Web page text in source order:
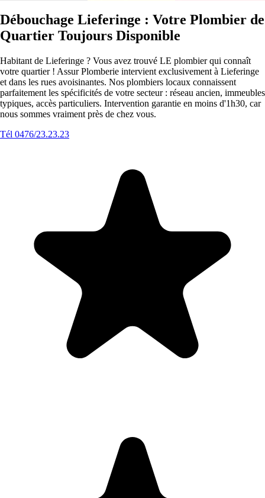
Débouchage Lieferinge : Votre Plombier de
Quartier Toujours Disponible
Habitant de Lieferinge ? Vous avez trouvé LE plombier qui connaît
votre quartier ! Assur Plomberie intervient exclusivement à Lieferinge
et dans les rues avoisinantes. Nos plombiers locaux connaissent
parfaitement les spécificités de votre secteur : réseau ancien, immeubles
typiques, accès particuliers. Intervention garantie en moins d'1h30, car
nous sommes vraiment près de chez vous.
Tél 0476/23.23.23